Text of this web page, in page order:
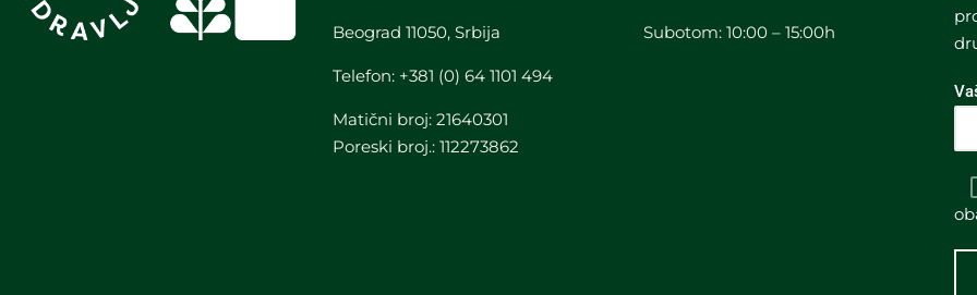
Beograd 11050, Srbija
Telefon: +381 (0) 64 1101 494
Matični broj: 21640301
Poreski broj.: 112273862
Subotom: 10:00 – 15:00h